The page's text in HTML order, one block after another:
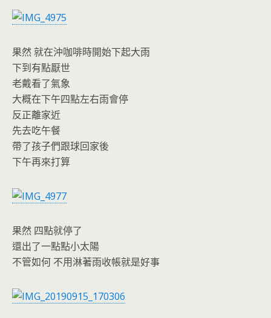
果然 就在沖咖啡時開始下起大雨
下到有點厭世
老戴看了氣象
大概在下午四點左右雨會停
反正離家近
先去吃午餐
帶了孩子們跟球回家後
下午再來打算
果然 四點就停了
還出了一點點小太陽
不管如何 不用淋著雨收帳就是好事